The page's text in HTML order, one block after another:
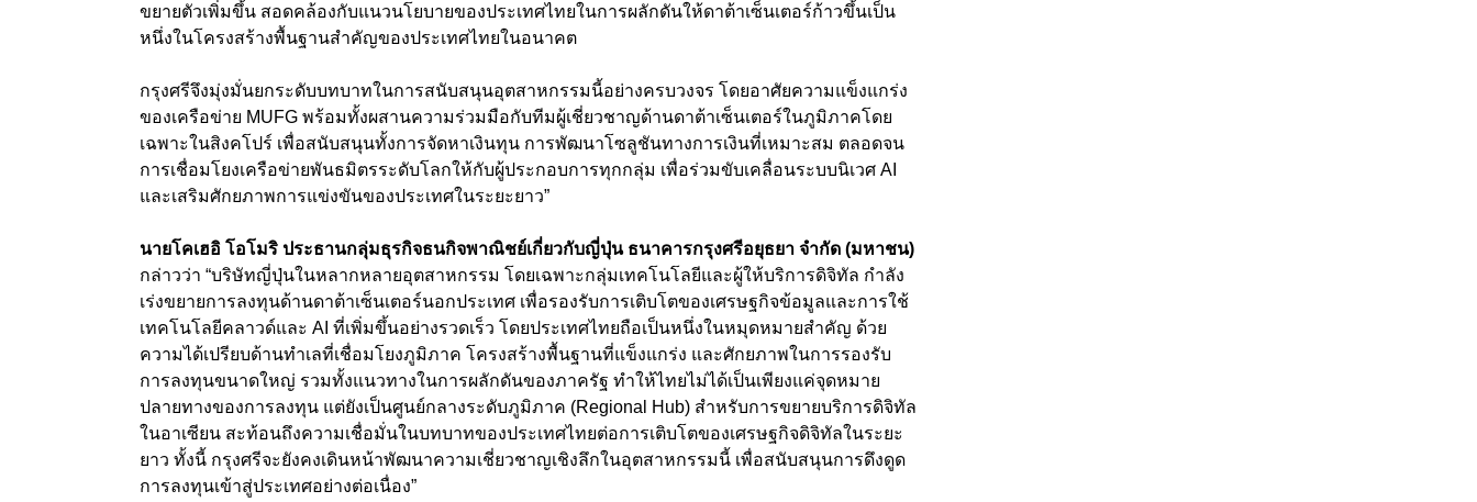
ขยายตัวเพิ่มขึ้น สอดคล้องกับแนวนโยบายของประเทศไทยในการผลักดันให้ดาต้าเซ็นเตอร์ก้าวขึ้นเป็น
หนึ่งในโครงสร้างพื้นฐานสำคัญของประเทศไทยในอนาคต
กรุงศรีจึงมุ่งมั่นยกระดับบทบาทในการสนับสนุนอุตสาหกรรมนี้อย่างครบวงจร โดยอาศัยความแข็งแกร่ง
ของเครือข่าย MUFG พร้อมทั้งผสานความร่วมมือกับทีมผู้เชี่ยวชาญด้านดาต้าเซ็นเตอร์ในภูมิภาคโดย
เฉพาะในสิงคโปร์ เพื่อสนับสนุนทั้งการจัดหาเงินทุน การพัฒนาโซลูชันทางการเงินที่เหมาะสม ตลอดจน
การเชื่อมโยงเครือข่ายพันธมิตรระดับโลกให้กับผู้ประกอบการทุกกลุ่ม เพื่อร่วมขับเคลื่อนระบบนิเวศ AI
และเสริมศักยภาพการแข่งขันของประเทศในระยะยาว”
นายโคเฮอิ โอโมริ ประธานกลุ่มธุรกิจธนกิจพาณิชย์เกี่ยวกับญี่ปุ่น ธนาคารกรุงศรีอยุธยา จำกัด (มหาชน)
กล่าวว่า “บริษัทญี่ปุ่นในหลากหลายอุตสาหกรรม โดยเฉพาะกลุ่มเทคโนโลยีและผู้ให้บริการดิจิทัล กำลัง
เร่งขยายการลงทุนด้านดาต้าเซ็นเตอร์นอกประเทศ เพื่อรองรับการเติบโตของเศรษฐกิจข้อมูลและการใช้
เทคโนโลยีคลาวด์และ AI ที่เพิ่มขึ้นอย่างรวดเร็ว โดยประเทศไทยถือเป็นหนึ่งในหมุดหมายสำคัญ ด้วย
ความได้เปรียบด้านทำเลที่เชื่อมโยงภูมิภาค โครงสร้างพื้นฐานที่แข็งแกร่ง และศักยภาพในการรองรับ
การลงทุนขนาดใหญ่ รวมทั้งแนวทางในการผลักดันของภาครัฐ ทำให้ไทยไม่ได้เป็นเพียงแค่จุดหมาย
ปลายทางของการลงทุน แต่ยังเป็นศูนย์กลางระดับภูมิภาค (Regional Hub) สำหรับการขยายบริการดิจิทัล
ในอาเซียน สะท้อนถึงความเชื่อมั่นในบทบาทของประเทศไทยต่อการเติบโตของเศรษฐกิจดิจิทัลในระยะ
ยาว ทั้งนี้ กรุงศรีจะยังคงเดินหน้าพัฒนาความเชี่ยวชาญเชิงลึกในอุตสาหกรรมนี้ เพื่อสนับสนุนการดึงดูด
การลงทุนเข้าสู่ประเทศอย่างต่อเนื่อง”